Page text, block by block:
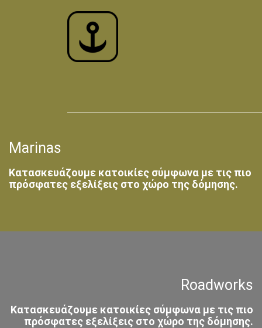
Marinas
Κατασκευάζουμε κατοικίες σύμφωνα με τις πιο
πρόσφατες εξελίξεις στο χώρο της δόμησης.
Roadworks
Κατασκευάζουμε κατοικίες σύμφωνα με τις πιο
πρόσφατες εξελίξεις στο χώρο της δόμησης.